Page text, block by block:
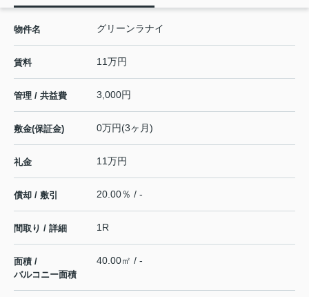
物件名 グリーンラナイ
賃料 11万円
管理 / 共益費 3,000円
敷金(保証金) 0万円(3ヶ月)
礼金 11万円
償却 / 敷引 20.00％ / -
間取り / 詳細 1R
面積 /
バルコニー面積
40.00㎡ / -